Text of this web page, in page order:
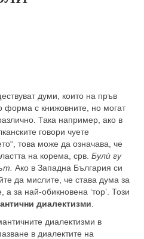
думи, които на пръв
форма с книжовните, но могат
Така например, ако в
говори чуете
това може да означава, че
на корема, срв. Булù гу
Ако в Западна България си
да мислите, че става дума за
за най-обикновена ‘тор’. Този
диалектизми
диалектизми в
в диалектите на